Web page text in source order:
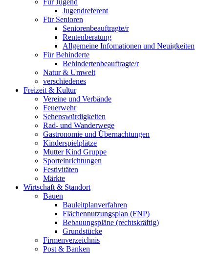
Für Jugend
Jugendreferent
Für Senioren
Seniorenbeauftragte/r
Rentenberatung
Allgemeine Infomationen und Neuigkeiten
Für Behinderte
Behindertenbeauftragte/r
Natur & Umwelt
verschiedenes
Freizeit & Kultur
Vereine und Verbände
Feuerwehr
Sehenswürdigkeiten
Rad- und Wanderwege
Gastronomie und Übernachtungen
Kinderspielplätze
Mutter Kind Gruppe
Sporteinrichtungen
Festivitäten
Märkte
Wirtschaft & Standort
Bauen
Bauleitplanverfahren
Flächennutzungsplan (FNP)
Bebauungspläne (rechtskräftig)
Grundstücke
Firmenverzeichnis
Post & Banken